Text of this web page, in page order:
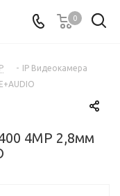
0
- IP Видеокамера
4MP 2,8мм